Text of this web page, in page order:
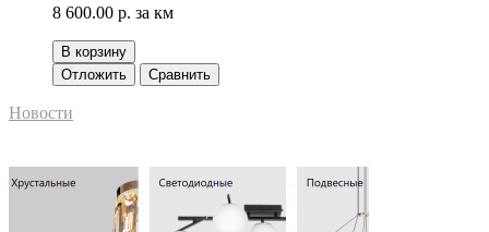
8 600.00 р. за км
В корзину
Отложить
Сравнить
Новости